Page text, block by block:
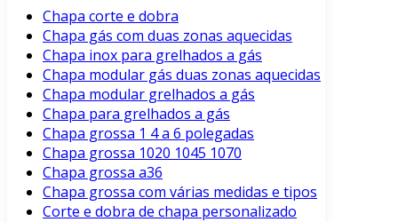
Chapa corte e dobra
Chapa gás com duas zonas aquecidas
Chapa inox para grelhados a gás
Chapa modular gás duas zonas aquecidas
Chapa modular grelhados a gás
Chapa para grelhados a gás
Chapa grossa 1 4 a 6 polegadas
Chapa grossa 1020 1045 1070
Chapa grossa a36
Chapa grossa com várias medidas e tipos
Corte e dobra de chapa personalizado